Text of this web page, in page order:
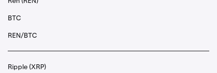
BTC
REN/BTC
Ripple (XRP)